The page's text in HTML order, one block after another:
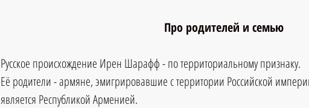
Про родителей и семью
Русское происхождение Ирен Шарафф - по территориальному признаку.
Её родители - армяне, эмигрировавшие с территории Российской
является Республикой Арменией.